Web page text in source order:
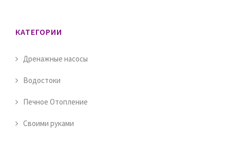
КАТЕГОРИИ
Дренажные насосы
Водостоки
Печное Отопление
Своими руками